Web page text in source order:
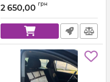
2 650,00 грн